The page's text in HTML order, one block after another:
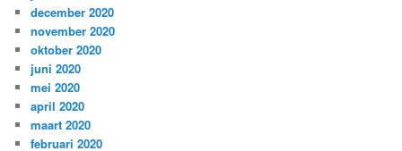
december 2020
november 2020
oktober 2020
juni 2020
mei 2020
april 2020
maart 2020
februari 2020